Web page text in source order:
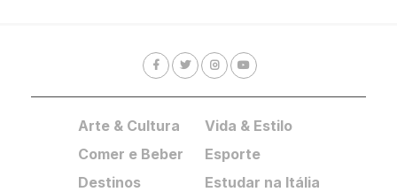
Arte & Cultura
Comer e Beber
Destinos
Vida & Estilo
Esporte
Estudar na Itália